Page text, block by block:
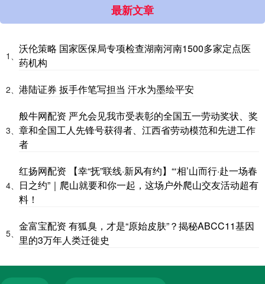
最新文章
1、
沃伦策略 国家医保局专项检查湖南河南1500多家定点医
药机构
2、 港陆证券 扳手作笔写担当 汗水为墨绘平安
3、
般牛网配资 严允会见我市受表彰的全国五一劳动奖状、奖
章和全国工人先锋号获得者、江西省劳动模范和先进工作
者
4、
红扬网配资 【幸“抚”联线·新风有约】“‘相’山而行·赴一场春
日之约”｜爬山就要和你一起，这场户外爬山交友活动超有
料！
5、
金富宝配资 有狐臭，才是“原始皮肤”？揭秘ABCC11基因
里的3万年人类迁徙史